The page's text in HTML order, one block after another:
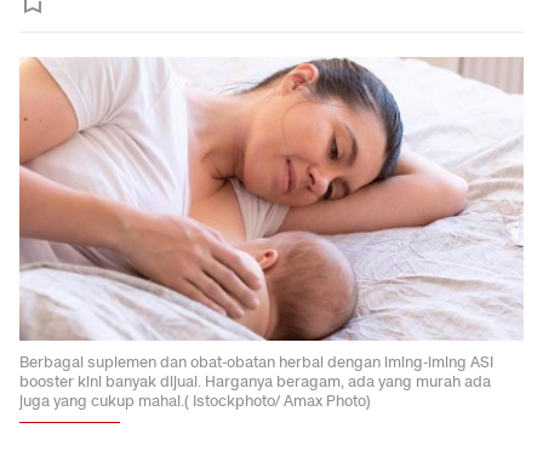
Berbagai suplemen dan obat-obatan herbal dengan iming-iming ASI
booster kini banyak dijual. Harganya beragam, ada yang murah ada
juga yang cukup mahal.( Istockphoto/ Amax Photo)